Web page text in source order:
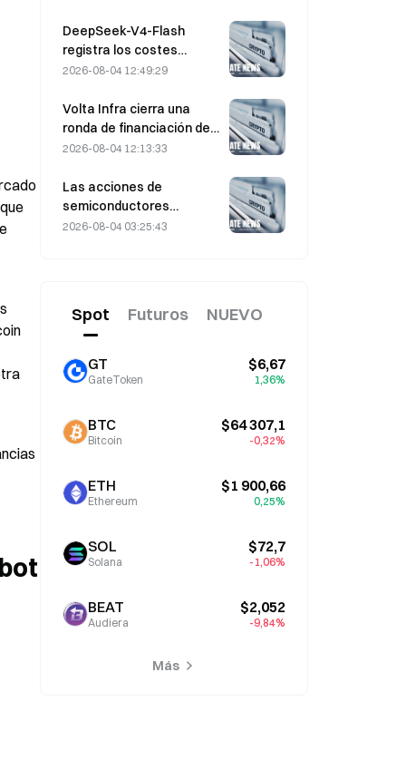
los mineros se estanca
en el 2,70 %
DeepSeek-V4-Flash
registra los costes
operativos más bajos
modelos de IA en las
últimas pruebas
comparativas
2026-08-04 12:49:29
Volta Infra cierra una
ronda de financiación de
Serie A de $300M , con
millones de dólares,
liderada por a16z y
Altimeter
2026-08-04 12:13:33
Las acciones de
semiconductores
repuntan tras las ventas
SanDisk, en el punto de
mira
2026-08-04 03:25:43
Spot Futuros NUEVO
GT
GateToken
$6,67
1,36%
BTC
Bitcoin
$64 307,1
-0,32%
ETH
Ethereum
$1 900,66
0,25%
SOL
Solana
$72,7
-1,06%
BEAT
Audiera
$2,052
-9,84%
Más